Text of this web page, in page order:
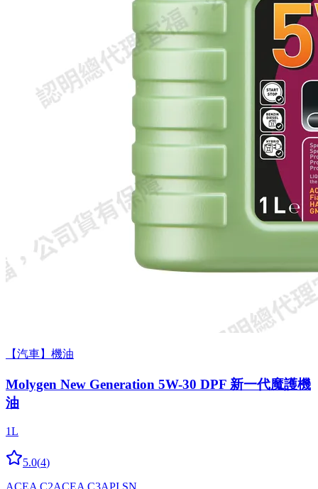
【汽車】機油
Molygen New Gener­a­tion 5W-30 DPF 新一代魔護機
油
1L
5.0(4)